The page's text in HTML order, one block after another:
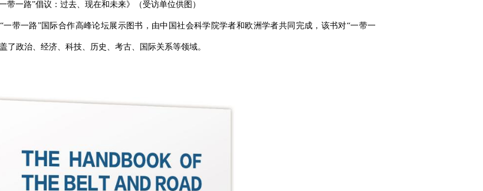
一带一路”倡议：过去、现在和未来》（受访单位供图）
一带一路”国际合作高峰论坛展示图书，由中国社会科学院学者和欧洲学者共同完成，该书对“一带一
了政治、经济、科技、历史、考古、国际关系等领域。